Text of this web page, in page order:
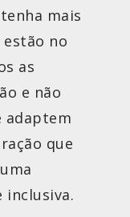
mais
no
as
e não
adaptem
que
inclusiva.